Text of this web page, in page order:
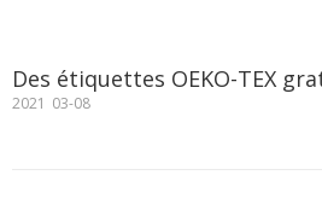
2021 03-08